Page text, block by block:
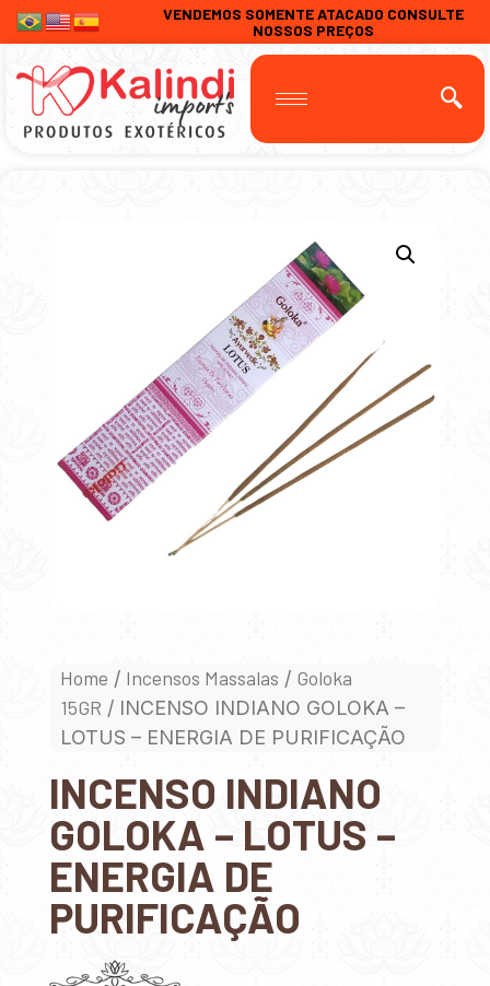
VENDEMOS SOMENTE ATACADO CONSULTE
NOSSOS PREÇOS
Home / Incensos Massalas / Goloka
15GR / INCENSO INDIANO GOLOKA –
LOTUS – ENERGIA DE PURIFICAÇÃO
INCENSO INDIANO
GOLOKA – LOTUS –
ENERGIA DE
PURIFICAÇÃO